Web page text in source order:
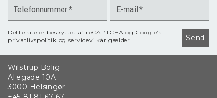
Telefonnummer* E-mail *
Dette site er beskyttet af reCAPTCHA og Google’s
privatlivspolitik og servicevilkår gælder. Send
Wilstrup Bolig
Allegade 10A
3000 Helsingør